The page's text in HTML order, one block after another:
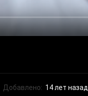
Добавлено: 14 лет назад